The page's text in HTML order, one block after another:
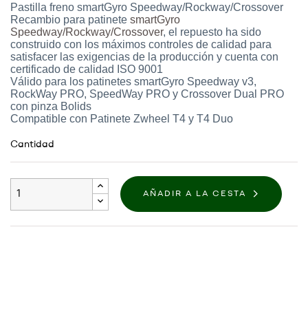
Pastilla freno smartGyro Speedway/Rockway/Crossover
Recambio para patinete smartGyro
Speedway/Rockway/Crossover, el repuesto ha sido
construido con los máximos controles de calidad para
satisfacer las exigencias de la producción y cuenta con
certificado de calidad ISO 9001
Válido para los patinetes smartGyro Speedway v3,
RockWay PRO, SpeedWay PRO y Crossover Dual PRO
con pinza Bolids
Compatible con Patinete Zwheel T4 y T4 Duo
Cantidad
AÑADIR A LA CESTA